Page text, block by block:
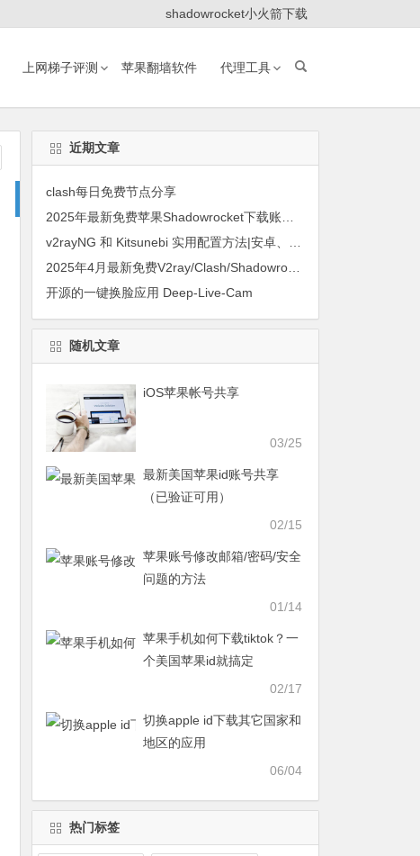
shadowrocket小火箭下载
上网梯子评测 苹果翻墙软件 代理工具
近期文章
clash每日免费节点分享
2025年4月最新免费V2ray/Clash/Shadowrocket节点订阅
开源的一键换脸应用 Deep-Live-Cam
随机文章
iOS苹果帐号共享
03/25
最新美国苹果id账号共享
（已验证可用）
02/15
苹果账号修改邮箱/密码/安全
问题的方法
01/14
苹果手机如何下载tiktok？一
个美国苹果id就搞定
02/17
切换apple id下载其它国家和
地区的应用
06/04
热门标签